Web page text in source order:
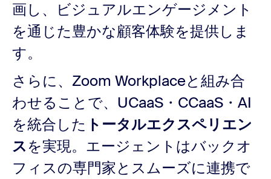
画し、ビジュアルエンゲージメント
を通じた豊かな顧客体験を提供しま
す。
さらに、Zoom Workplaceと組み合
わせることで、UCaaS・CCaaS・AI
を統合した トータルエクスペリエン
スを実現。エージェントはバックオ
フィスの専門家とスムーズに連携で